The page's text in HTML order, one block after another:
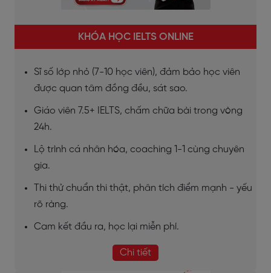
KHÓA HỌC IELTS ONLINE
Sĩ số lớp nhỏ (7-10 học viên), đảm bảo học viên
được quan tâm đồng đều, sát sao.
Giáo viên 7.5+ IELTS, chấm chữa bài trong vòng
24h.
Lộ trình cá nhân hóa, coaching 1-1 cùng chuyên
gia.
Thi thử chuẩn thi thật, phân tích điểm mạnh - yếu
rõ ràng.
Cam kết đầu ra, học lại miễn phí.
Chi tiết